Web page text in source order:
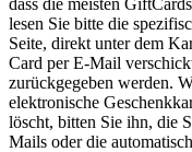
lesen Sie bitte die
Seite, direkt unter dem
Card per E-Mail
zurückgegeben werden.
elektronische
löscht, bitten Sie ihn, die
Mails oder die